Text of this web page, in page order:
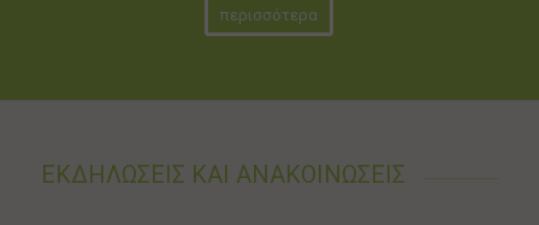
περισσότερα
ΕΚΔΗΛΩΣΕΙΣ ΚΑΙ ΑΝΑΚΟΙΝΩΣΕΙΣ